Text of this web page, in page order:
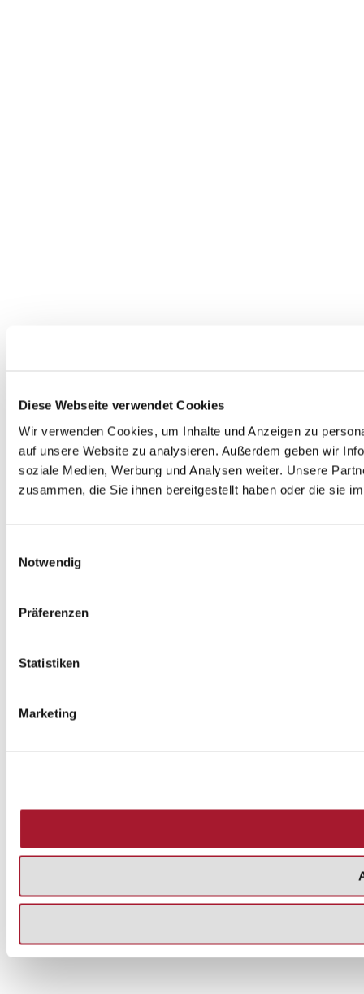
Diese Webseite verwendet Cookies
Wir verwenden Cookies, um Inhalte und Anzeigen zu
auf unsere Website zu analysieren. Außerdem geben wir
soziale Medien, Werbung und Analysen weiter. Unsere
zusammen, die Sie ihnen bereitgestellt haben oder die sie
Notwendig
Präferenzen
Statistiken
Marketing